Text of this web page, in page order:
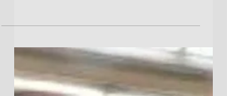
ירושלים במלחמת 'ששת הימים' בניסים גלויים של
שלמה,...